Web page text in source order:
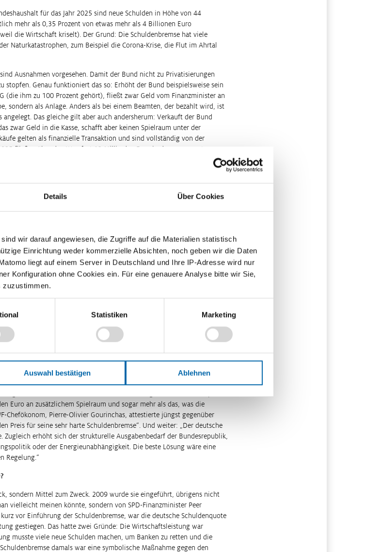
Details Über Cookies
wir darauf angewiesen, die Zugriffe auf die Materialien statistisch
Einrichtung weder kommerzielle Absichten, noch geben wir die Daten
liegt auf einem Server in Deutschland und Ihre IP-Adresse wird nur
Konfiguration ohne Cookies ein. Für eine genauere Analyse bitte wir Sie,
zuzustimmen.
Statistiken Marketing
Ablehnen
Auswahl bestätigen
für das Jahr 2025 sind neue Schulden in Höhe von 44
mehr als 0,35 Prozent von etwas mehr als 4 Billionen Euro
die Wirtschaft kriselt). Der Grund: Die Schuldenbremse hat viele
Naturkatastrophen, zum Beispiel die Corona-Krise, die Flut im Ahrtal
Ausnahmen vorgesehen. Damit der Bund nicht zu Privatisierungen
stopfen. Genau funktioniert das so: Erhöht der Bund beispielsweise sein
(die ihm zu 100 Prozent gehört), fließt zwar Geld vom Finanzminister an
sondern als Anlage. Anders als bei einem Beamten, der bezahlt wird, ist
Das gleiche gilt aber auch andersherum: Verkauft der Bund
zwar Geld in die Kasse, schafft aber keinen Spielraum unter der
gelten als finanzielle Transaktion und sind vollständig von der
fließen über den Weg fast 13 Milliarden Euro in das sogenannte
und sechs Milliarden Euro in die Bahn. Das allein erklärt 19 Milliarden
Und wenn der Schuldenstand unter 60 Prozent liegt,
von drei Prozent der Wirtschaftsleistung vor, damit wären
– jedes Jahr. Zur Einordnung: Derzeit steht Deutschland knapp
EU-Länder Frankreich und Italien allerdings weit über der 100-Prozent-
zu lockern. Auch jene, die eher als konservativ gelten.
sei unnötig streng, sagen die Wirtschaftsweisen. Wenn man sie
stärker sinken als nötig. Deshalb fordern sie, dass bei
Neuverschuldung soll erst ab einer Schuldenquote von 90 Prozent
erlaubt sein und bei einer Schuldenquote von unter 60
auch die Bundesbank vor. Die Folge: neue Investitionen in Milliardenhöhe
Währungsfonds (IWF). Die Vize-Chefin des IWF, Gita Gopinath, schlug
Euro an zusätzlichem Spielraum und sogar mehr als das, was die
Chefökonom, Pierre-Olivier Gourinchas, attestierte jüngst gegenüber
Preis für seine sehr harte Schuldenbremse“. Und weiter: „Der deutsche
erhöht sich der strukturelle Ausgabenbedarf der Bundesrepublik,
oder der Energieunabhängigkeit. Die beste Lösung wäre eine
Regelung.“
sondern Mittel zum Zweck. 2009 wurde sie eingeführt, übrigens nicht
vielleicht meinen könnte, sondern von SPD-Finanzminister Peer
vor Einführung der Schuldenbremse, war die deutsche Schuldenquote
gestiegen. Das hatte zwei Gründe: Die Wirtschaftsleistung war
musste viele neue Schulden machen, um Banken zu retten und die
damals war eine symbolische Maßnahme gegen den